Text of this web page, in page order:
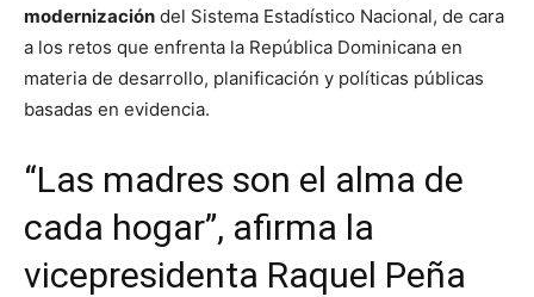
modernización del Sistema Estadístico Nacional, de cara
a los retos que enfrenta la República Dominicana en
materia de desarrollo, planificación y políticas públicas
basadas en evidencia.
“Las madres son el alma de
cada hogar”, afirma la
vicepresidenta Raquel Peña